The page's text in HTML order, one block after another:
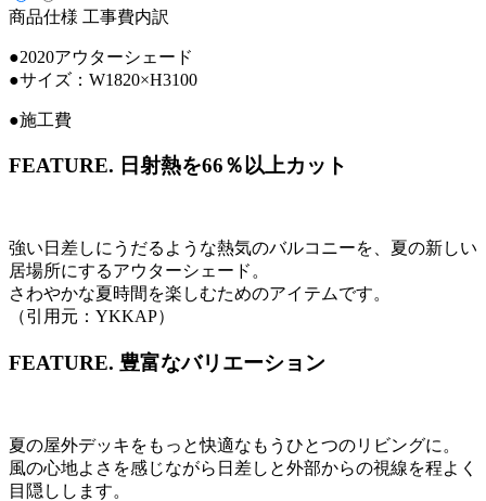
商品仕様 工事費内訳
●2020アウターシェード
●サイズ：W1820×H3100
●施工費
FEATURE. 日射熱を66％以上カット
強い日差しにうだるような熱気のバルコニーを、夏の新しい
居場所にするアウターシェード。
さわやかな夏時間を楽しむためのアイテムです。
（引用元：YKKAP）
FEATURE. 豊富なバリエーション
夏の屋外デッキをもっと快適なもうひとつのリビングに。
風の心地よさを感じながら日差しと外部からの視線を程よく
目隠しします。